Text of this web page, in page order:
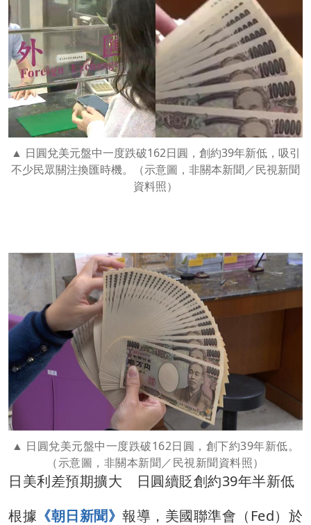
日圓兌美元盤中一度跌破162日圓，創約39年新低，吸引
不少民眾關注換匯時機。（示意圖，非關本新聞／民視新聞
資料照）
日圓兌美元盤中一度跌破162日圓，創下約39年新低。
（示意圖，非關本新聞／民視新聞資料照）
日美利差預期擴大 日圓續貶創約39年半新低
根據 《朝日新聞》 報導，美國聯準會（Fed）於